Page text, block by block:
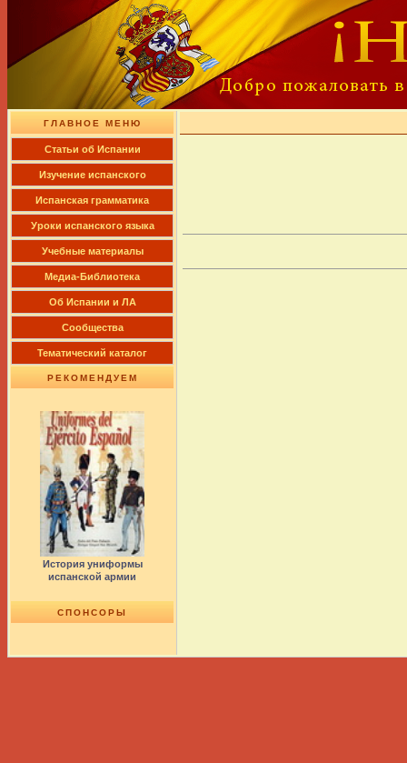
ГЛАВНОЕ МЕНЮ
Cтатьи об Испании
Изучение испанского
Испанская грамматика
Уроки испанского языка
Учебные материалы
Медиа-Библиотека
Об Испании и ЛА
Сообщества
Тематический каталог
РЕКОМЕНДУЕМ
История униформы
испанской армии
СПОНСОРЫ